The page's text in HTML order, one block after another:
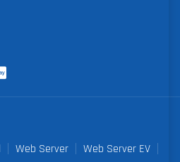
Web Server
Web Server EV